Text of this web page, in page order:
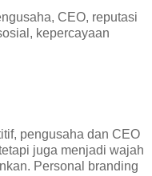
CEO, reputasi
kepercayaan
pengusaha dan CEO
juga menjadi wajah
Personal branding